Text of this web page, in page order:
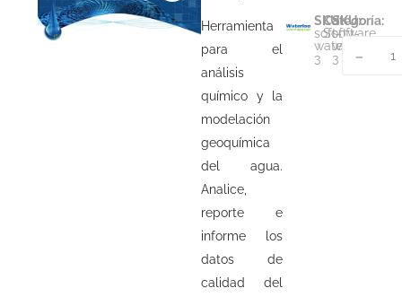
Herramienta
para el
análisis
químico y la
modelación
geoquímica
del agua.
Analice,
reporte e
informe los
datos de
calidad del
SKU:
soft-
waterloo-
3
Categoría:
Software
SKU:
soft-
waterloo-
3
-